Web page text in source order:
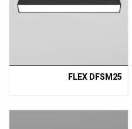
FLEX DFSM25